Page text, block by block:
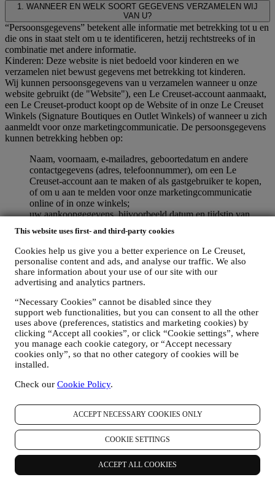
This website uses first- and third-party cookies
Cookies help us give you a better experience on Le Creuset,
personalise content and ads, and analyse our traffic. We also
share information about your use of our site with our
advertising and analytics partners.
“Necessary Cookies” cannot be disabled since they
support web functionalities, but you can consent to all the other
uses above (preferences, statistics and marketing cookies) by
clicking “Accept all cookies”, or click “Cookie settings”, where
you manage each cookie category, or “Accept necessary
cookies only”, so that no other category of cookies will be
installed.
Check our Cookie Policy.
ACCEPT NECESSARY COOKIES ONLY
COOKIE SETTINGS
ACCEPT ALL COOKIES
1. WANNEER EN WELK SOORT GEGEVENS VERZAMELEN WIJ
VAN U?
“Persoonsgegevens” betekent alle informatie met betrekking tot u en
die ons in staat stelt om u te identificeren, hetzij rechtstreeks of in
combinatie met andere informatie.
Kinderen: Deze website is niet bedoeld voor kinderen en we
verzamelen niet bewust gegevens met betrekking tot kinderen.
Wij kunnen persoonsgegevens van u verzamelen wanneer u onze
website gebruikt (de "Website"), een Le Creuset-account aanmaakt,
een Le Creuset-product koopt op de Website of in onze Le Creuset
Winkels (Signature Boutiques en Outlet Winkels) of wanneer u zich
aanmeldt voor onze marketingcommunicatie. De persoonsgegevens
kunnen betrekking hebben op:
Naam, voornaam, e-mailadres, geboortedatum en andere
contactgegevens (adres, telefoonnummer), om een Le
Creuset-account aan te maken of als gastgebruiker te kopen,
of om u aan te melden voor onze marketingcommunicatie
online of in onze winkels;
uw aankoopgegevens, bijvoorbeeld datum en tijdstip van
voor het beheer van uw bestellingen;
gegevens over uw online browsegeschiedenis (bv. online-
identificatienummers - zoals uw IP-adres, browserversie,
besturingssysteem, duur van het bezoek, terugkerende
gebruiker, geografische oorsprong), verzameld tijdens uw
gebruiker bent of niet), door gebruik te maken van logs en/of
traceringstechnologieën zoals “cookies” (voor informatie over
het verzamelen van gegevens door middel van cookies, zie
ons Cookiebeleid, ter verbetering van onze diensten en
advertenties, of voor onze statistische analyse; in de meeste
gevallen zullen we u niet kunnen identificeren aan de hand
van deze technische informatie.
uw feedback, verzoeken, klachten, vragen of interacties met
ons (bijvoorbeeld uw berichten, chats, berichten op sociale
media, e-mails of telefoontjes).
De persoonsgegevens die van u worden verzameld wanneer u de
Website gebruikt of anderszins persoonlijk identificeerbare
informatie verstrekt, zijn op die manier beschermd en u hebt de
privacyrechten die in paragraaf 8 hieronder worden uitgelegd.
2. WIE VERZAMELT UW GEGEVENS?